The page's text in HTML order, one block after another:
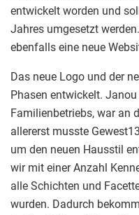
entwickelt worden und
Jahres umgesetzt
ebenfalls eine neue
Das neue Logo und der
Phasen entwickelt.
Familienbetriebs, war an
allererst musste
um den neuen Hausstil
wir mit einer Anzahl
alle Schichten und
wurden. Dadurch